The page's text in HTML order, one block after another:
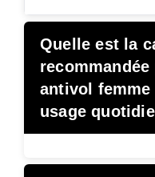
Quelle est la
antivol femme
usage